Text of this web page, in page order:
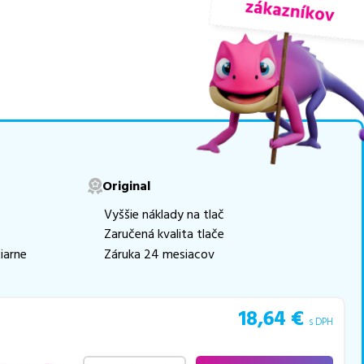
tlač.
vybrať to
Original
Vyššie náklady na tlač
Zaručená kvalita tlače
Záruka 24 mesiacov
18,64 € s DPH